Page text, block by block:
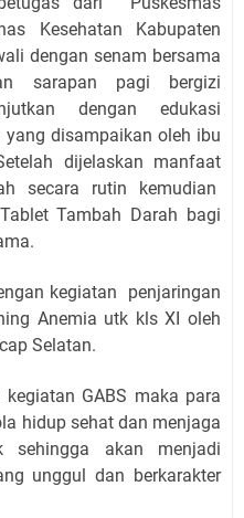
Kesehatan Kabupaten
dengan senam bersama
sarapan pagi bergizi
dengan edukasi
disampaikan oleh ibu
dijelaskan manfaat
secara rutin kemudian
Tambah Darah bagi
kegiatan penjaringan
Anemia utk kls XI oleh
Selatan.
GABS maka para
hidup sehat dan menjaga
sehingga akan menjadi
unggul dan berkarakter